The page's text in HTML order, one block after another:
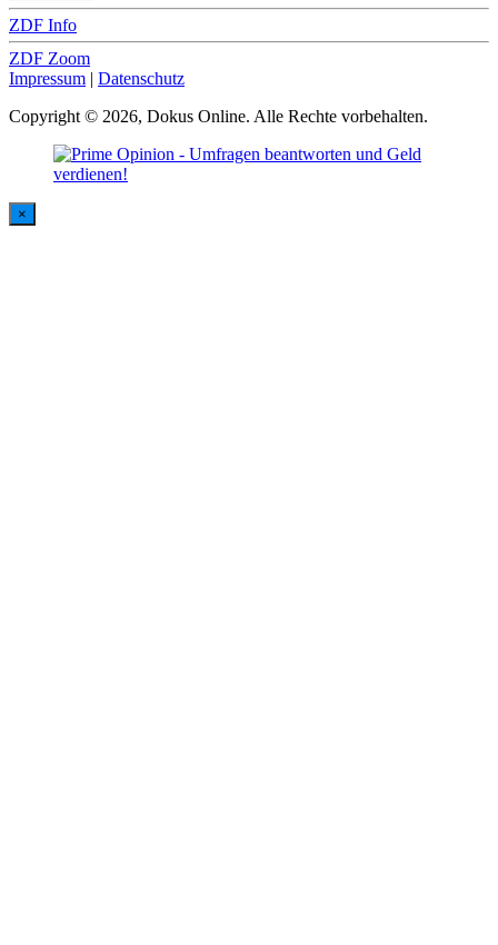
ZDF Info
ZDF Zoom
Impressum | Datenschutz
Copyright © 2026, Dokus Online. Alle Rechte vorbehalten.
×